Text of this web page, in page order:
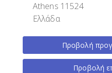
Athens 11524
Ελλάδα
Προβολή
Προβολή